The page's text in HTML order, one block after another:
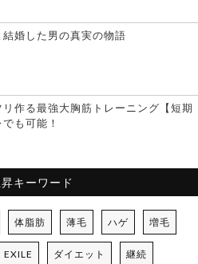
婚した男の真実の物語
作る最強大胸筋トレーニング【短期
も可能！
キーワード
体脂肪 薄毛 ハゲ 増毛
EXILE ダイエット 継続